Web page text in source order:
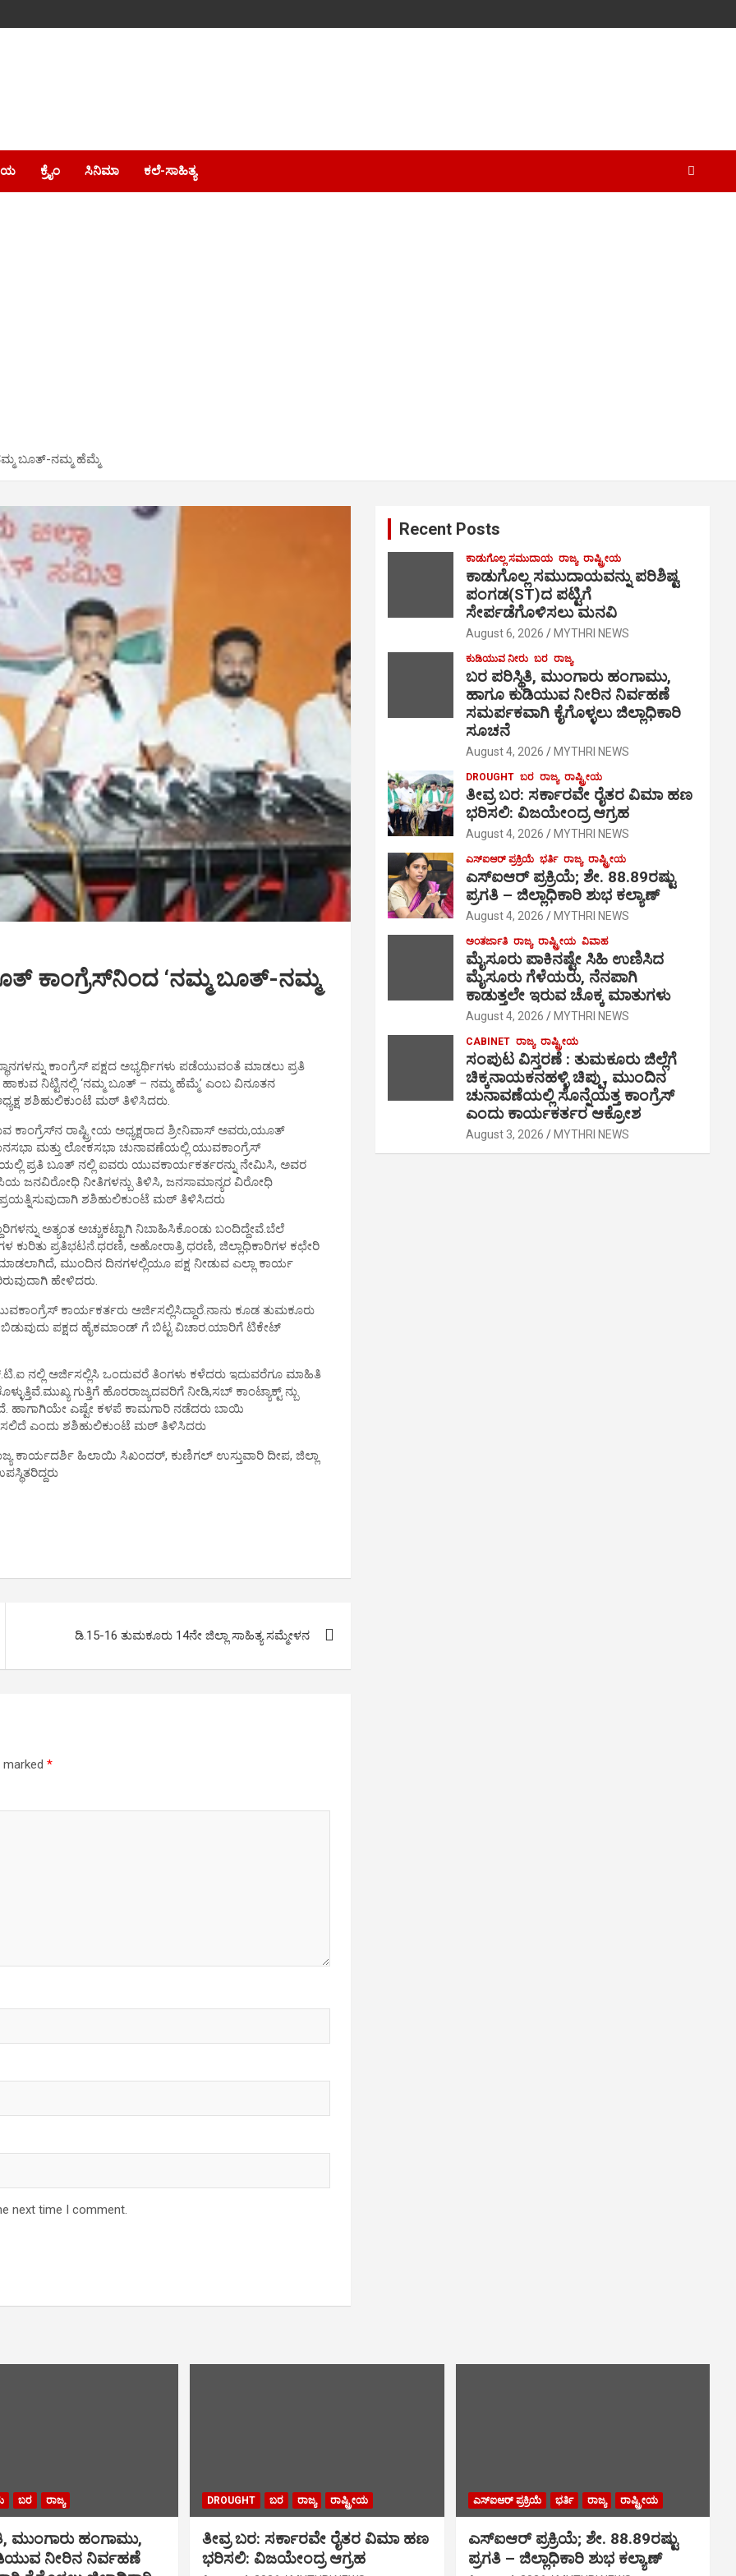
ಕ್ರೈಂ ಸಿನಿಮಾ ಕಲೆ-ಸಾಹಿತ್ಯ
ಬೂತ್-ನಮ್ಮ ಹೆಮ್ಮೆ
ಕಾಂಗ್ರೆಸ್‍ನಿಂದ ‘ನಮ್ಮ ಬೂತ್-ನಮ್ಮ
ಕಾಂಗ್ರೆಸ್ ಪಕ್ಷದ ಅಭ್ಯರ್ಥಿಗಳು ಪಡೆಯುವಂತೆ ಮಾಡಲು ಪ್ರತಿ
ನಿಟ್ಟಿನಲ್ಲಿ ‘ನಮ್ಮ ಬೂತ್ – ನಮ್ಮ ಹೆಮ್ಮೆ’ ಎಂಬ ವಿನೂತನ
ಶಶಿಹುಲಿಕುಂಟೆ ಮಠ್ ತಿಳಿಸಿದರು.
ರಾಷ್ಟ್ರೀಯ ಅಧ್ಯಕ್ಷರಾದ ಶ್ರೀನಿವಾಸ್ ಅವರು,ಯೂತ್
ಮತ್ತು ಲೋಕಸಭಾ ಚುನಾವಣೆಯಲ್ಲಿ ಯುವಕಾಂಗ್ರೆಸ್
ಪ್ರತಿ ಬೂತ್ ನಲ್ಲಿ ಐವರು ಯುವಕಾರ್ಯಕರ್ತರನ್ನು ನೇಮಿಸಿ, ಅವರ
ಜನವಿರೋಧಿ ನೀತಿಗಳನ್ಬು ತಿಳಿಸಿ, ಜನಸಾಮಾನ್ಯರ ವಿರೋಧಿ
ಶಶಿಹುಲಿಕುಂಟೆ ಮಠ್ ತಿಳಿಸಿದರು
ಅತ್ಯಂತ ಅಚ್ಚುಕಟ್ಟಾಗಿ ನಿಬಾಹಿಸಿಕೊಂಡು ಬಂದಿದ್ದೇವೆ.ಬೆಲೆ
ಕುರಿತು ಪ್ರತಿಭಟನೆ.ಧರಣಿ, ಅಹೋರಾತ್ರಿ ಧರಣಿ, ಜಿಲ್ಲಾಧಿಕಾರಿಗಳ ಕಛೇರಿ
ಮುಂದಿನ ದಿನಗಳಲ್ಲಿಯೂ ಪಕ್ಷ ನೀಡುವ ಎಲ್ಲಾ ಕಾರ್ಯ
ಹೇಳಿದರು.
ಕಾರ್ಯಕರ್ತರು ಅರ್ಜಿಸಲ್ಲಿಸಿದ್ದಾರೆ.ನಾನು ಕೂಡ ತುಮಕೂರು
ಪಕ್ಷದ ಹೈಕಮಾಂಡ್ ಗೆ ಬಿಟ್ಟ ವಿಚಾರ.ಯಾರಿಗೆ ಟಿಕೇಟ್
ನಲ್ಲಿ ಅರ್ಜಿಸಲ್ಲಿಸಿ ಒಂದುವರೆ ತಿಂಗಳು ಕಳೆದರು ಇದುವರೆಗೂ ಮಾಹಿತಿ
ಗುತ್ತಿಗೆ ಹೊರರಾಜ್ಯದವರಿಗೆ ನೀಡಿ,ಸಬ್ ಕಾಂಟ್ಯಾಕ್ಟ್ ನ್ಬು
ಹಾಗಾಗಿಯೇ ಎಷ್ಟೇ ಕಳಪೆ ಕಾಮಗಾರಿ ನಡೆದರು ಬಾಯಿ
ಎಂದು ಶಶಿಹುಲಿಕುಂಟೆ ಮಠ್ ತಿಳಿಸಿದರು
ಕಾರ್ಯದರ್ಶಿ ಹಿಲಾಯಿ ಸಿಖಂದರ್, ಕುಣಿಗಲ್ ಉಸ್ತುವಾರಿ ದೀಪ, ಜಿಲ್ಲಾ
ಡಿ.15-16 ತುಮಕೂರು 14ನೇ ಜಿಲ್ಲಾ ಸಾಹಿತ್ಯ ಸಮ್ಮೇಳನ
marked *
next time I comment.
Recent Posts
ಕಾಡುಗೊಲ್ಲ ಸಮುದಾಯ ರಾಜ್ಯ ರಾಷ್ಟ್ರೀಯ
ಕಾಡುಗೊಲ್ಲ ಸಮುದಾಯವನ್ನು ಪರಿಶಿಷ್ಟ
ಪಂಗಡ(ST)ದ ಪಟ್ಟಿಗೆ
ಸೇರ್ಪಡೆಗೊಳಿಸಲು ಮನವಿ
August 6, 2026 MYTHRI NEWS
ಕುಡಿಯುವ ನೀರು ಬರ ರಾಜ್ಯ
ಬರ ಪರಿಸ್ಥಿತಿ, ಮುಂಗಾರು ಹಂಗಾಮು,
ಹಾಗೂ ಕುಡಿಯುವ ನೀರಿನ ನಿರ್ವಹಣೆ
ಸಮರ್ಪಕವಾಗಿ ಕೈಗೊಳ್ಳಲು ಜಿಲ್ಲಾಧಿಕಾರಿ
ಸೂಚನೆ
August 4, 2026 MYTHRI NEWS
DROUGHT ಬರ ರಾಜ್ಯ ರಾಷ್ಟ್ರೀಯ
ತೀವ್ರ ಬರ: ಸರ್ಕಾರವೇ ರೈತರ ವಿಮಾ ಹಣ
ಭರಿಸಲಿ: ವಿಜಯೇಂದ್ರ ಆಗ್ರಹ
August 4, 2026 MYTHRI NEWS
ಎಸ್‍ಐಆರ್ ಪ್ರಕ್ರಿಯೆ ಭರ್ತಿ ರಾಜ್ಯ ರಾಷ್ಟ್ರೀಯ
ಎಸ್‍ಐಆರ್ ಪ್ರಕ್ರಿಯೆ; ಶೇ. 88.89ರಷ್ಟು
ಪ್ರಗತಿ – ಜಿಲ್ಲಾಧಿಕಾರಿ ಶುಭ ಕಲ್ಯಾಣ್
August 4, 2026 MYTHRI NEWS
ಅಂತರ್ಜಾತಿ ರಾಜ್ಯ ರಾಷ್ಟ್ರೀಯ ವಿವಾಹ
ಮೈಸೂರು ಪಾಕಿನಷ್ಟೇ ಸಿಹಿ ಉಣಿಸಿದ
ಮೈಸೂರು ಗೆಳೆಯರು, ನೆನಪಾಗಿ
ಕಾಡುತ್ತಲೇ ಇರುವ ಚೊಕ್ಕ ಮಾತುಗಳು
August 4, 2026 MYTHRI NEWS
CABINET ರಾಜ್ಯ ರಾಷ್ಟ್ರೀಯ
ಸಂಪುಟ ವಿಸ್ತರಣೆ : ತುಮಕೂರು ಜಿಲ್ಲೆಗೆ
ಚಿಕ್ಕನಾಯಕನಹಳ್ಳಿ ಚಿಪ್ಪು, ಮುಂದಿನ
ಚುನಾವಣೆಯಲ್ಲಿ ಸೊನ್ನೆಯತ್ತ ಕಾಂಗ್ರೆಸ್
ಎಂದು ಕಾರ್ಯಕರ್ತರ ಆಕ್ರೋಶ
August 3, 2026 MYTHRI NEWS
ಬರ ರಾಜ್ಯ
ಮುಂಗಾರು ಹಂಗಾಮು,
ನೀರಿನ ನಿರ್ವಹಣೆ
DROUGHT ಬರ ರಾಜ್ಯ ರಾಷ್ಟ್ರೀಯ
ತೀವ್ರ ಬರ: ಸರ್ಕಾರವೇ ರೈತರ ವಿಮಾ ಹಣ
ಭರಿಸಲಿ: ವಿಜಯೇಂದ್ರ ಆಗ್ರಹ
ಎಸ್‍ಐಆರ್ ಪ್ರಕ್ರಿಯೆ ಭರ್ತಿ ರಾಜ್ಯ ರಾಷ್ಟ್ರೀಯ
ಎಸ್‍ಐಆರ್ ಪ್ರಕ್ರಿಯೆ; ಶೇ. 88.89ರಷ್ಟು
ಪ್ರಗತಿ – ಜಿಲ್ಲಾಧಿಕಾರಿ ಶುಭ ಕಲ್ಯಾಣ್